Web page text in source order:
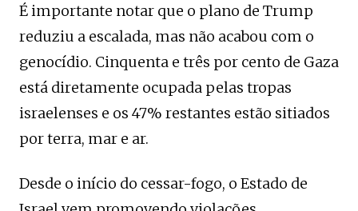
É importante notar que o plano de Trump
reduziu a escalada, mas não acabou com o
genocídio. Cinquenta e três por cento de Gaza
está diretamente ocupada pelas tropas
israelenses e os 47% restantes estão sitiados
por terra, mar e ar.
Desde o início do cessar-fogo, o Estado de